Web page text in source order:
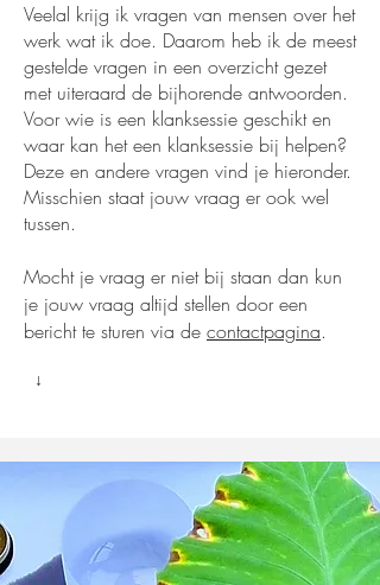
Veelal krijg ik vragen van mensen over het
werk wat ik doe. Daarom heb ik de meest
gestelde vragen in een overzicht gezet
met uiteraard de bijhorende antwoorden.
Voor wie is een klanksessie geschikt en
waar kan het een klanksessie bij helpen?
Deze en andere vragen vind je hieronder.
Misschien staat jouw vraag er ook wel
tussen.
Mocht je vraag er niet bij staan dan kun
je jouw vraag altijd stellen door een
bericht te sturen via de contactpagina.
↓